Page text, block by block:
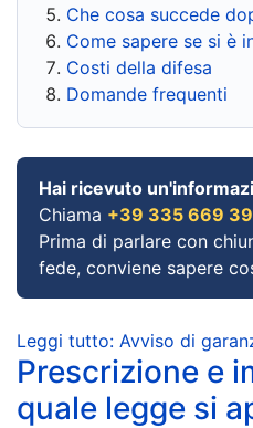
Che cosa succede
Come sapere se si è
Costi della difesa
Domande frequenti
Hai ricevuto
Chiama +39 335 669
Prima di parlare con
fede, conviene sapere
Leggi tutto: Avviso di
Prescrizione e
quale legge si